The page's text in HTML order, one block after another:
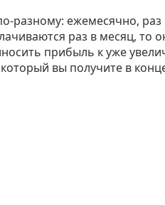
разному: ежемесячно, раз
раз в месяц, то
прибыль к уже
вы получите в